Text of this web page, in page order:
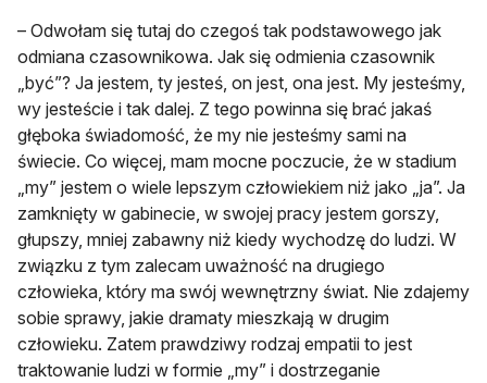
– Odwołam się tutaj do czegoś tak podstawowego jak
odmiana czasownikowa. Jak się odmienia czasownik
„być”? Ja jestem, ty jesteś, on jest, ona jest. My jesteśmy,
wy jesteście i tak dalej. Z tego powinna się brać jakaś
głęboka świadomość, że my nie jesteśmy sami na
świecie. Co więcej, mam mocne poczucie, że w stadium
„my” jestem o wiele lepszym człowiekiem niż jako „ja”. Ja
zamknięty w gabinecie, w swojej pracy jestem gorszy,
głupszy, mniej zabawny niż kiedy wychodzę do ludzi. W
związku z tym zalecam uważność na drugiego
człowieka, który ma swój wewnętrzny świat. Nie zdajemy
sobie sprawy, jakie dramaty mieszkają w drugim
człowieku. Zatem prawdziwy rodzaj empatii to jest
traktowanie ludzi w formie „my” i dostrzeganie